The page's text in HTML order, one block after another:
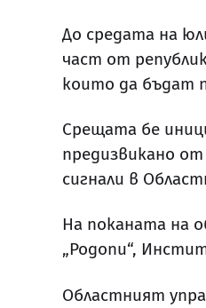
До средата на
част от
които да бъдат
Срещата бе
предизвикано
сигнали в
На поканата на
„Родопи“,
Областният